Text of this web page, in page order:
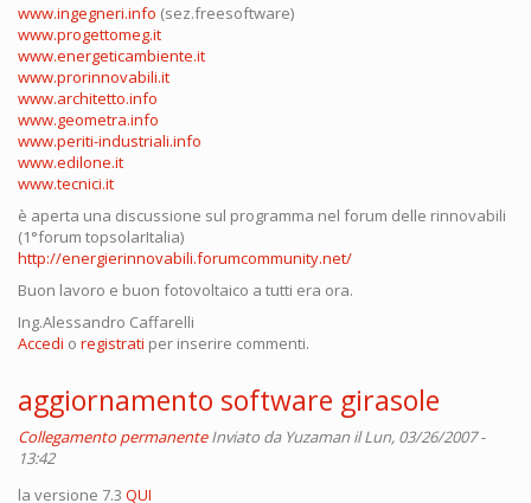
www.ingegneri.info (sez.freesoftware)
www.progettomeg.it
www.energeticambiente.it
www.prorinnovabili.it
www.architetto.info
www.geometra.info
www.periti-industriali.info
www.edilone.it
www.tecnici.it
è aperta una discussione sul programma nel forum delle rinnovabili
(1°forum topsolarItalia)
http://energierinnovabili.forumcommunity.net/
Buon lavoro e buon fotovoltaico a tutti era ora.
Ing.Alessandro Caffarelli
Accedi o registrati per inserire commenti.
aggiornamento software girasole
Collegamento permanente Inviato da Yuzaman il Lun, 03/26/2007 -
13:42
la versione 7.3 QUI